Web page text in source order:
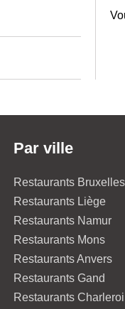
Par ville
Restaurants Bruxelles
Restaurants Liège
Restaurants Namur
Restaurants Mons
Restaurants Anvers
Restaurants Gand
Restaurants Charleroi